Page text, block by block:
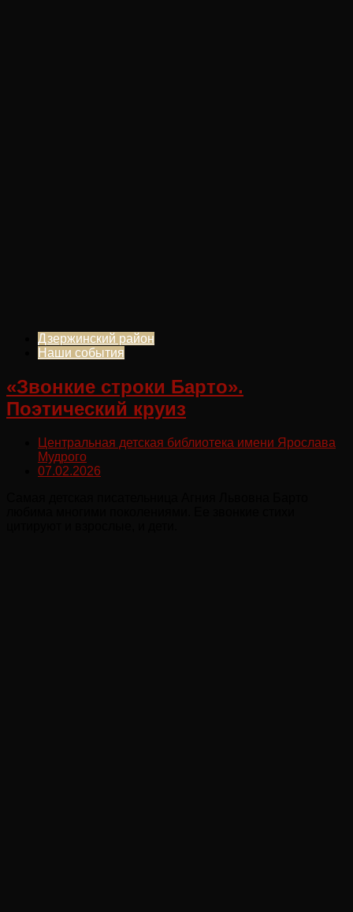
Дзержинский район
Наши события
«Звонкие строки Барто».
Поэтический круиз
Центральная детская библиотека имени Ярослава
Мудрого
07.02.2026